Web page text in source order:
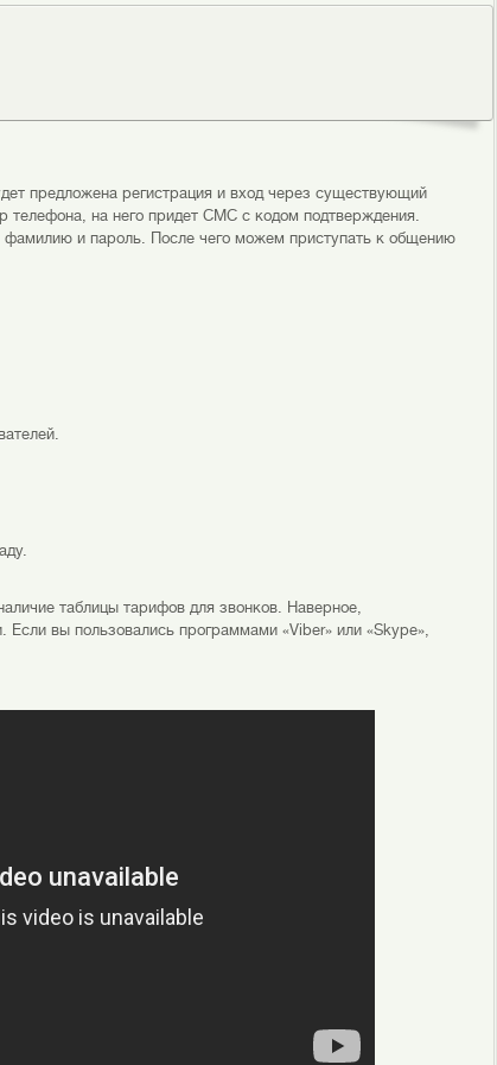
предложена регистрация и вход через существующий
на него придет СМС с кодом подтверждения.
и пароль. После чего можем приступать к общению
таблицы тарифов для звонков. Наверное,
Если вы пользовались программами «Viber» или «Skype»,